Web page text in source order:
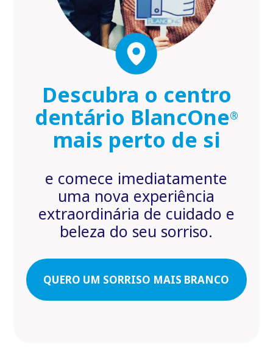
Descubra o centro
dentário BlancOne®
mais perto de si
e comece imediatamente
uma nova experiência
extraordinária de cuidado e
beleza do seu sorriso.
QUERO UM SORRISO MAIS BRANCO